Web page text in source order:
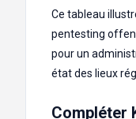
Ce tableau
pentesting
pour un
état des lieux
Compléter